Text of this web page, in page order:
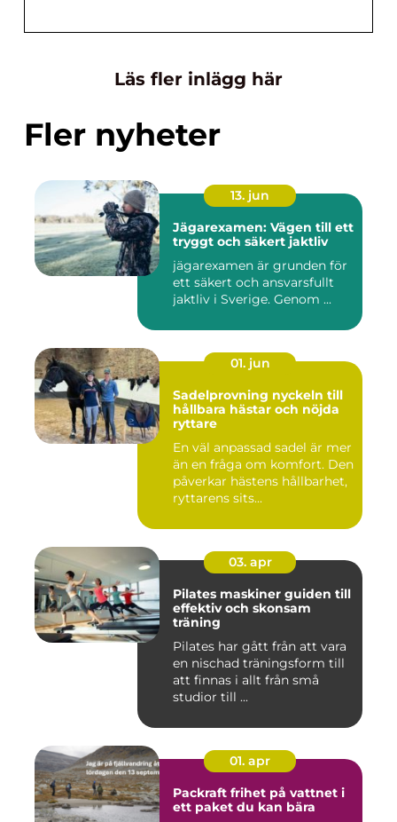
Läs fler inlägg här
Fler nyheter
13. jun
Jägarexamen: Vägen till ett
tryggt och säkert jaktliv
jägarexamen är grunden för
ett säkert och ansvarsfullt
jaktliv i Sverige. Genom ...
01. jun
Sadelprovning nyckeln till
hållbara hästar och nöjda
ryttare
En väl anpassad sadel är mer
än en fråga om komfort. Den
påverkar hästens hållbarhet,
ryttarens sits...
03. apr
Pilates maskiner guiden till
effektiv och skonsam
träning
Pilates har gått från att vara
en nischad träningsform till
att finnas i allt från små
studior till ...
01. apr
Packraft frihet på vattnet i
ett paket du kan bära